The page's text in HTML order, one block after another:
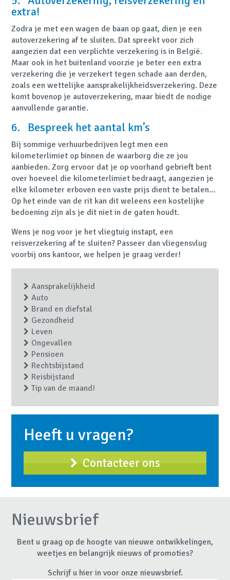
extra!
Zodra je met een wagen de baan op gaat, dien je een
autoverzekering af te sluiten. Dat spreekt voor zich
aangezien dat een verplichte verzekering is in België.
Maar ook in het buitenland voorzie je beter een extra
verzekering die je verzekert tegen schade aan derden,
zoals een wettelijke aansprakelijkheidsverzekering. Deze
komt bovenop je autoverzekering, maar biedt de nodige
aanvullende garantie.
6. Bespreek het aantal km’s
Bij sommige verhuurbedrijven legt men een
kilometerlimiet op binnen de waarborg die ze jou
aanbieden. Zorg ervoor dat je op voorhand gebrieft bent
over hoeveel die kilometerlimiet bedraagt, aangezien je
elke kilometer erboven een vaste prijs dient te betalen…
Op het einde van de rit kan dit weleens een kostelijke
bedoening zijn als je dit niet in de gaten houdt.
Wens je nog voor je het vliegtuig instapt, een
reisverzekering af te sluiten? Passeer dan vliegensvlug
voorbij ons kantoor, we helpen je graag verder!
Aansprakelijkheid
Auto
Brand en diefstal
Gezondheid
Leven
Ongevallen
Pensioen
Rechtsbijstand
Reisbijstand
Tip van de maand!
Heeft u vragen?
Contacteer ons
Nieuwsbrief
Bent u graag op de hoogte van nieuwe ontwikkelingen,
weetjes en belangrijk nieuws of promoties?
Schrijf u hier in voor onze nieuwsbrief.